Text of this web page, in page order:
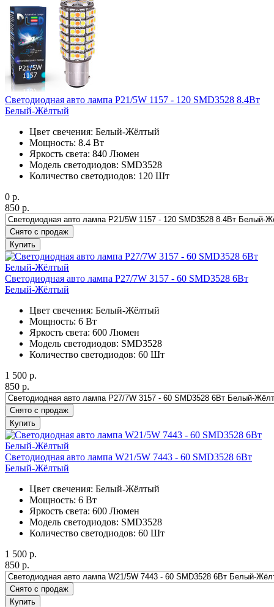
Светодиодная авто лампа P21/5W 1157 - 120 SMD3528 8.4Вт
Белый-Жёлтый
Цвет свечения: Белый-Жёлтый
Мощность: 8.4 Вт
Яркость света: 840 Люмен
Модель светодиодов: SMD3528
Количество светодиодов: 120 Шт
0 р.
850 р.
Снято с продаж
Купить
Светодиодная авто лампа P27/7W 3157 - 60 SMD3528 6Вт
Белый-Жёлтый
Цвет свечения: Белый-Жёлтый
Мощность: 6 Вт
Яркость света: 600 Люмен
Модель светодиодов: SMD3528
Количество светодиодов: 60 Шт
1 500 р.
850 р.
Снято с продаж
Купить
Светодиодная авто лампа W21/5W 7443 - 60 SMD3528 6Вт
Белый-Жёлтый
Цвет свечения: Белый-Жёлтый
Мощность: 6 Вт
Яркость света: 600 Люмен
Модель светодиодов: SMD3528
Количество светодиодов: 60 Шт
1 500 р.
850 р.
Снято с продаж
Купить